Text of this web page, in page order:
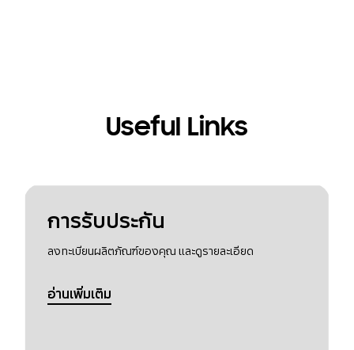
Useful Links
การรับประกัน
ลงทะเบียนผลิตภัณฑ์ของคุณ และดูรายละเอียด
อ่านเพิ่มเติม